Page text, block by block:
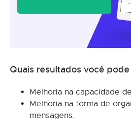
Quais resultados você
Melhoria na capacidade
Melhoria na forma de
mensagens.